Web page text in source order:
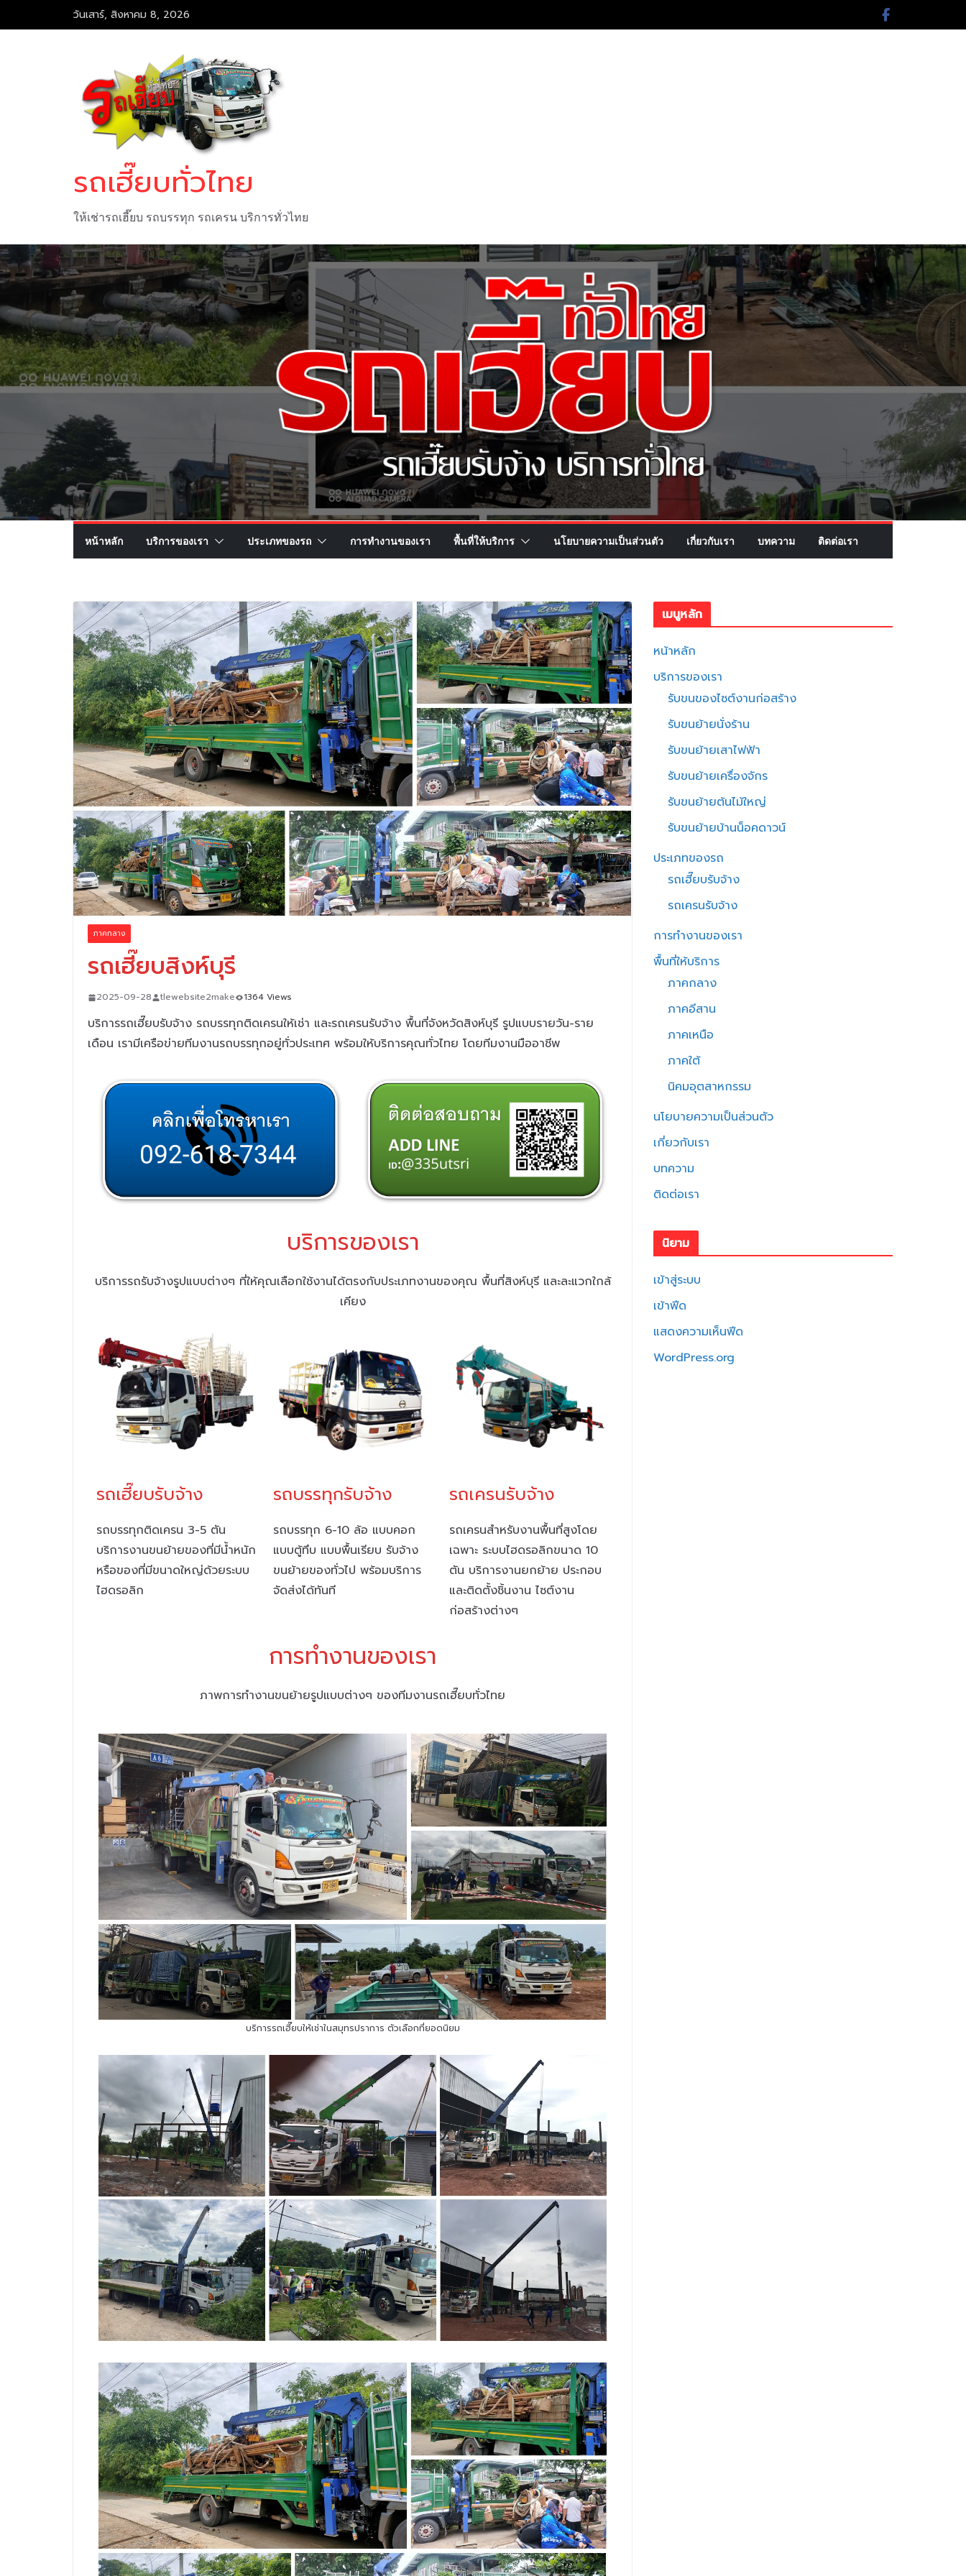
to
วันเสาร์, สิงหาคม 8, 2026
รถเฮี๊ยบทั่วไทย
ให้เช่ารถเฮี๊ยบ รถบรรทุก รถเครน บริการทั่วไทย
หน้าหลัก บริการของเรา ประเภทของรถ การทำงานของเรา พื้นที่ให้บริการ นโยบายความเป็นส่วนตัว เกี่ยวกับเรา บทความ ติดต่อเรา
ภาคกลาง
รถเฮี๊ยบสิงห์บุรี
2025-09-28 tlewebsite2make 1364 Views
บริการรถเฮี๊ยบรับจ้าง รถบรรทุกติดเครนให้เช่า และรถเครนรับจ้าง พื้นที่จังหวัดสิงห์บุรี รูปแบบรายวัน-ราย
เดือน เรามีเครือข่ายทีมงานรถบรรทุกอยู่ทั่วประเทศ พร้อมให้บริการคุณทั่วไทย โดยทีมงานมืออาชีพ
บริการของเรา
บริการรถรับจ้างรูปแบบต่างๆ ที่ให้คุณเลือกใช้งานได้ตรงกับประเภทงานของคุณ พื้นที่สิงห์บุรี และละแวกใกล้
เคียง
รถเฮี๊ยบรับจ้าง
รถบรรทุกติดเครน 3-5 ตัน
บริการงานขนย้ายของที่มีน้ำหนัก
หรือของที่มีขนาดใหญ่ด้วยระบบ
ไฮดรอลิก
รถบรรทุกรับจ้าง
รถบรรทุก 6-10 ล้อ แบบคอก
แบบตู้ทึบ แบบพื้นเรียบ รับจ้าง
ขนย้ายของทั่วไป พร้อมบริการ
จัดส่งได้ทันที
รถเครนรับจ้าง
รถเครนสำหรับงานพื้นที่สูงโดย
เฉพาะ ระบบไฮดรอลิกขนาด 10
ตัน บริการงานยกย้าย ประกอบ
และติดตั้งชิ้นงาน ไซต์งาน
ก่อสร้างต่างๆ
การทำงานของเรา
ภาพการทำงานขนย้ายรูปแบบต่างๆ ของทีมงานรถเฮี๊ยบทั่วไทย
บริการรถเฮี๊ยบให้เช่าในสมุทรปราการ ตัวเลือกที่ยอดนิยม
เมนูหลัก
หน้าหลัก
บริการของเรา
รับขนของไซต์งานก่อสร้าง
รับขนย้ายนั่งร้าน
รับขนย้ายเสาไฟฟ้า
รับขนย้ายเครื่องจักร
รับขนย้ายต้นไม้ใหญ่
รับขนย้ายบ้านน็อคดาวน์
ประเภทของรถ
รถเฮี๊ยบรับจ้าง
รถเครนรับจ้าง
การทำงานของเรา
พื้นที่ให้บริการ
ภาคกลาง
ภาคอีสาน
ภาคเหนือ
ภาคใต้
นิคมอุตสาหกรรม
นโยบายความเป็นส่วนตัว
เกี่ยวกับเรา
บทความ
ติดต่อเรา
นิยาม
เข้าสู่ระบบ
เข้าฟีด
แสดงความเห็นฟีด
WordPress.org